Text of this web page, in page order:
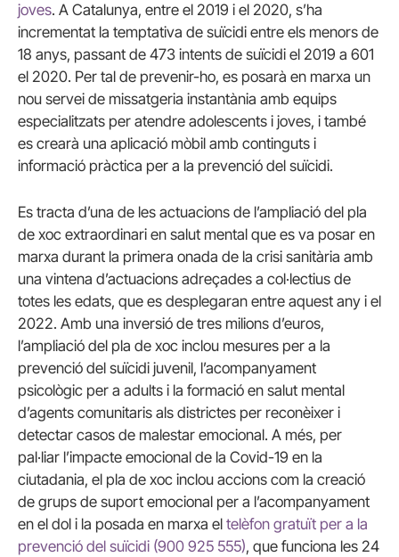
joves. A Catalunya, entre el 2019 i el 2020, s’ha
incrementat la temptativa de suïcidi entre els menors de
18 anys, passant de 473 intents de suïcidi el 2019 a 601
el 2020. Per tal de prevenir-ho, es posarà en marxa un
nou servei de missatgeria instantània amb equips
especialitzats per atendre adolescents i joves, i també
es crearà una aplicació mòbil amb continguts i
informació pràctica per a la prevenció del suïcidi.
Es tracta d’una de les actuacions de l’ampliació del pla
de xoc extraordinari en salut mental que es va posar en
marxa durant la primera onada de la crisi sanitària amb
una vintena d’actuacions adreçades a col·lectius de
totes les edats, que es desplegaran entre aquest any i el
2022. Amb una inversió de tres milions d’euros,
l’ampliació del pla de xoc inclou mesures per a la
prevenció del suïcidi juvenil, l’acompanyament
psicològic per a adults i la formació en salut mental
d’agents comunitaris als districtes per reconèixer i
detectar casos de malestar emocional. A més, per
pal·liar l’impacte emocional de la Covid-19 en la
ciutadania, el pla de xoc inclou accions com la creació
de grups de suport emocional per a l’acompanyament
en el dol i la posada en marxa el telèfon gratuït per a la
prevenció del suïcidi (900 925 555), que funciona les 24